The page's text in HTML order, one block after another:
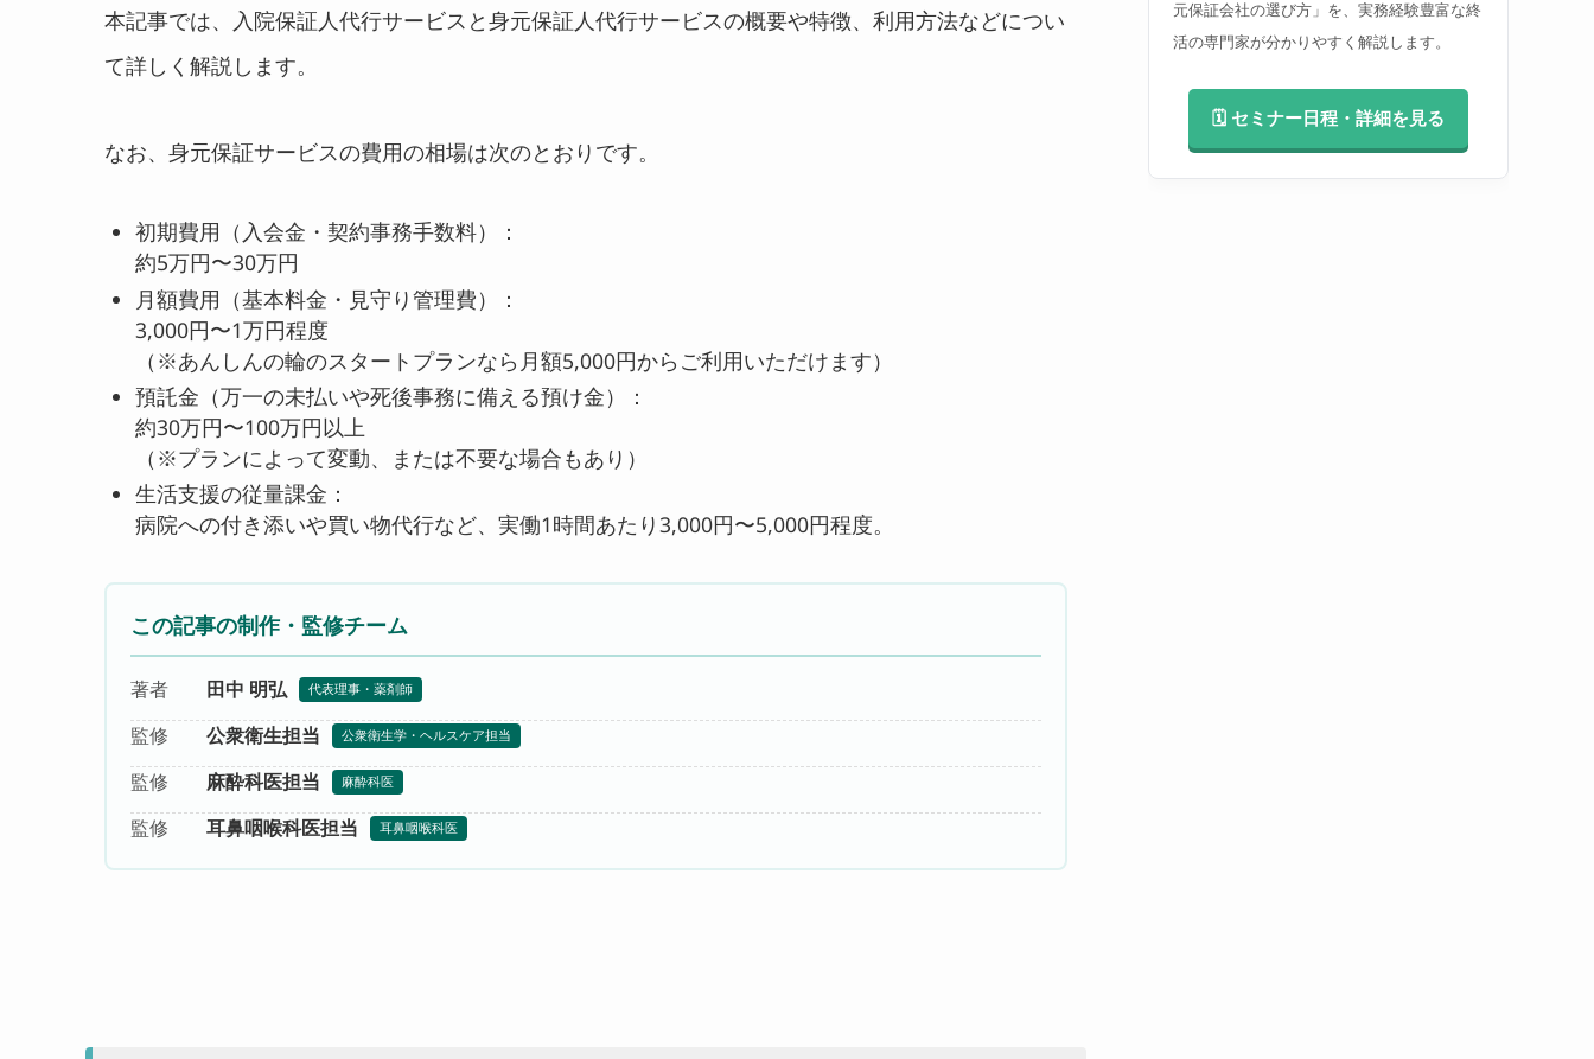
本記事では、入院保証人代行サービスと身元保証人代行サービスの概要や特徴、利用方法などについ
て詳しく解説します。
なお、身元保証サービスの費用の相場は次のとおりです。
初期費用（入会金・契約事務手数料）：
約5万円〜30万円
月額費用（基本料金・見守り管理費）：
3,000円〜1万円程度
（※あんしんの輪のスタートプランなら月額5,000円からご利用いただけます）
預託金（万一の未払いや死後事務に備える預け金）：
約30万円〜100万円以上
（※プランによって変動、または不要な場合もあり）
生活支援の従量課金：
病院への付き添いや買い物代行など、実働1時間あたり3,000円〜5,000円程度。
この記事の制作・監修チーム
著者 田中 明弘 代表理事・薬剤師
監修 公衆衛生担当 公衆衛生学・ヘルスケア担当
監修 麻酔科医担当 麻酔科医
監修 耳鼻咽喉科医担当 耳鼻咽喉科医
元保証会社の選び方」を、実務経験豊富な終
活の専門家が分かりやすく解説します。
🗓️ セミナー日程・詳細を見る